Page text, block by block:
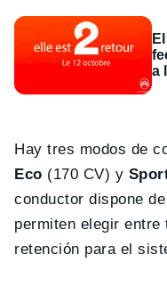
a
Hay tres modos de
Eco (170 CV) y
conductor dispone
permiten elegir
retención para el